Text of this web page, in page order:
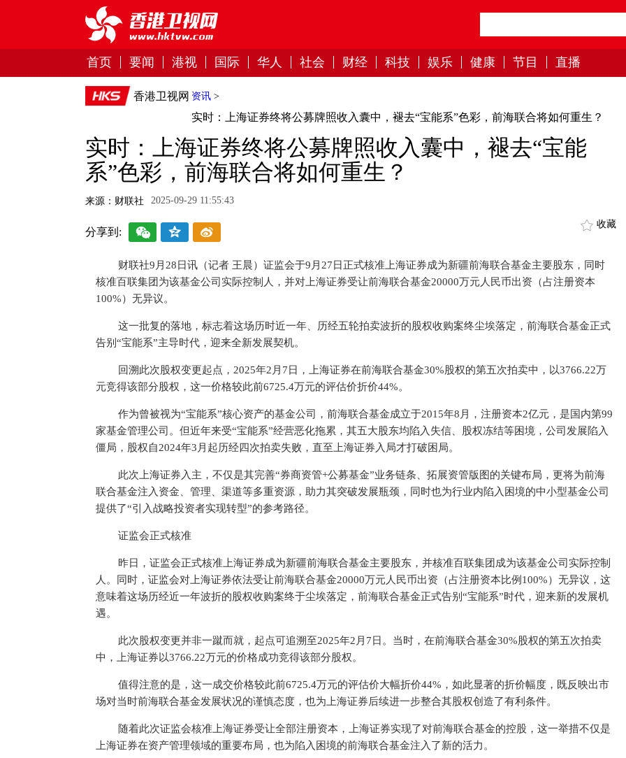
首页 要闻 港视 国际 华人 社会 财经 科技 娱乐 健康 节目 直播
香港卫视网 资讯 >
实时：上海证券终将公募牌照收入囊中，褪去“宝能系”色彩，前海联合将如何重生？
实时：上海证券终将公募牌照收入囊中，褪去“宝能
系”色彩，前海联合将如何重生？
来源：财联社 2025-09-29 11:55:43
分享到:
收藏
财联社9月28日讯（记者 王晨）证监会于9月27日正式核准上海证券成为新疆前海联合基金主要股东，同时
核准百联集团为该基金公司实际控制人，并对上海证券受让前海联合基金20000万元人民币出资（占注册资本
100%）无异议。
这一批复的落地，标志着这场历时近一年、历经五轮拍卖波折的股权收购案终尘埃落定，前海联合基金正式
告别“宝能系”主导时代，迎来全新发展契机。
回溯此次股权变更起点，2025年2月7日，上海证券在前海联合基金30%股权的第五次拍卖中，以3766.22万
元竞得该部分股权，这一价格较此前6725.4万元的评估价折价44%。
作为曾被视为“宝能系”核心资产的基金公司，前海联合基金成立于2015年8月，注册资本2亿元，是国内第99
家基金管理公司。但近年来受“宝能系”经营恶化拖累，其五大股东均陷入失信、股权冻结等困境，公司发展陷入
僵局，股权自2024年3月起历经四次拍卖失败，直至上海证券入局才打破困局。
此次上海证券入主，不仅是其完善“券商资管+公募基金”业务链条、拓展资管版图的关键布局，更将为前海
联合基金注入资金、管理、渠道等多重资源，助力其突破发展瓶颈，同时也为行业内陷入困境的中小型基金公司
提供了“引入战略投资者实现转型”的参考路径。
证监会正式核准
昨日，证监会正式核准上海证券成为新疆前海联合基金主要股东，并核准百联集团成为该基金公司实际控制
人。同时，证监会对上海证券依法受让前海联合基金20000万元人民币出资（占注册资本比例100%）无异议，这
意味着这场历经近一年波折的股权收购案终于尘埃落定，前海联合基金正式告别“宝能系”时代，迎来新的发展机
遇。
此次股权变更并非一蹴而就，起点可追溯至2025年2月7日。当时，在前海联合基金30%股权的第五次拍卖
中，上海证券以3766.22万元的价格成功竞得该部分股权。
值得注意的是，这一成交价格较此前6725.4万元的评估价大幅折价44%，如此显著的折价幅度，既反映出市
场对当时前海联合基金发展状况的谨慎态度，也为上海证券后续进一步整合其股权创造了有利条件。
随着此次证监会核准上海证券受让全部注册资本，上海证券实现了对前海联合基金的控股，这一举措不仅是
上海证券在资产管理领域的重要布局，也为陷入困境的前海联合基金注入了新的活力。